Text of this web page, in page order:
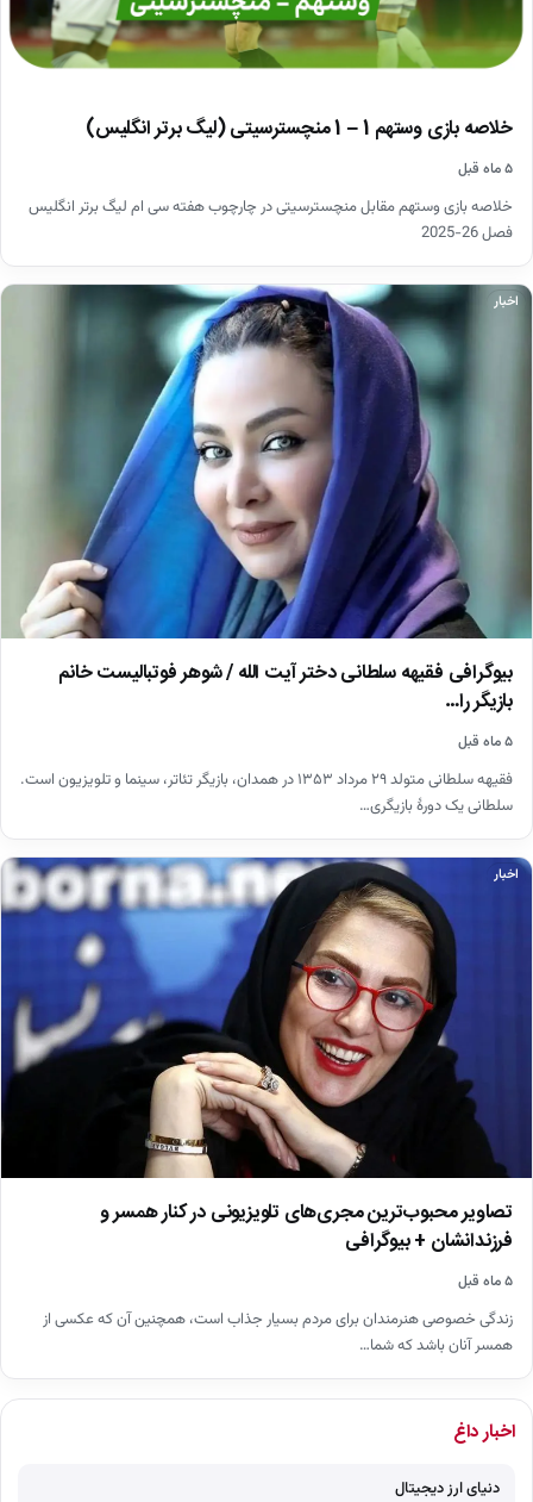
خلاصه بازی وستهم 1 – 1 منچسترسیتی (لیگ برتر انگلیس)
۵ ماه قبل
خلاصه بازی وستهم مقابل منچسترسیتی در چارچوب هفته سی ام لیگ برتر انگلیس
فصل 26-2025
اخبار
بیوگرافی فقیهه سلطانی دختر آیت الله / شوهر فوتبالیست خانم
بازیگر را…
۵ ماه قبل
فقیهه سلطانی متولد ۲۹ مرداد ۱۳۵۳ در همدان، بازیگر تئاتر، سینما و تلویزیون است.
سلطانی یک دورهٔ بازیگری…
اخبار
تصاویر محبوب‌ترین مجری‌های تلویزیونی در کنار همسر و
فرزندانشان + بیوگرافی
۵ ماه قبل
زندگی خصوصی هنرمندان برای مردم بسیار جذاب است، همچنین آن که عکسی از
همسر آنان باشد که شما…
اخبار داغ
دنیای ارز دیجیتال